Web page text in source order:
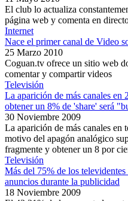
El club lo actualiza
página web y comenta en
Internet
Nace el primer canal de Video
25 Marzo 2010
Coguan.tv ofrece un sitio web
comentar y compartir videos
Televisión
La aparición de más canales en
obtener un 8% de 'share' será
30 Noviembre 2009
La aparición de más canales en
motivo del apagón analógico
fragmente y obtener un 8 por
Televisión
Más del 75% de los
anuncios durante la publicidad
18 Noviembre 2009